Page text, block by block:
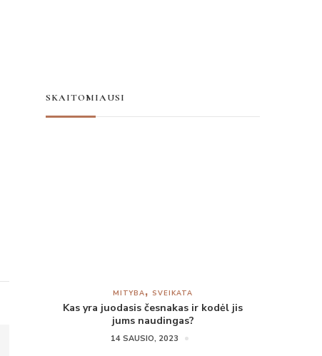
SKAITOMIAUSI
MITYBA SVEIKATA
Kas yra juodasis česnakas ir kodėl jis
jums naudingas?
14 SAUSIO, 2023